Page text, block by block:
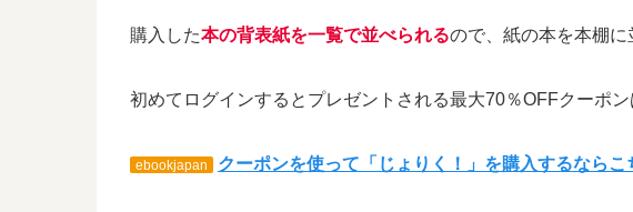
購入した本の背表紙を一覧で並べられるので、紙の本を本棚に
初めてログインするとプレゼントされる最大70％OFFクーポ
ebookjapan クーポンを使って「じょりく！」を購入するならこ